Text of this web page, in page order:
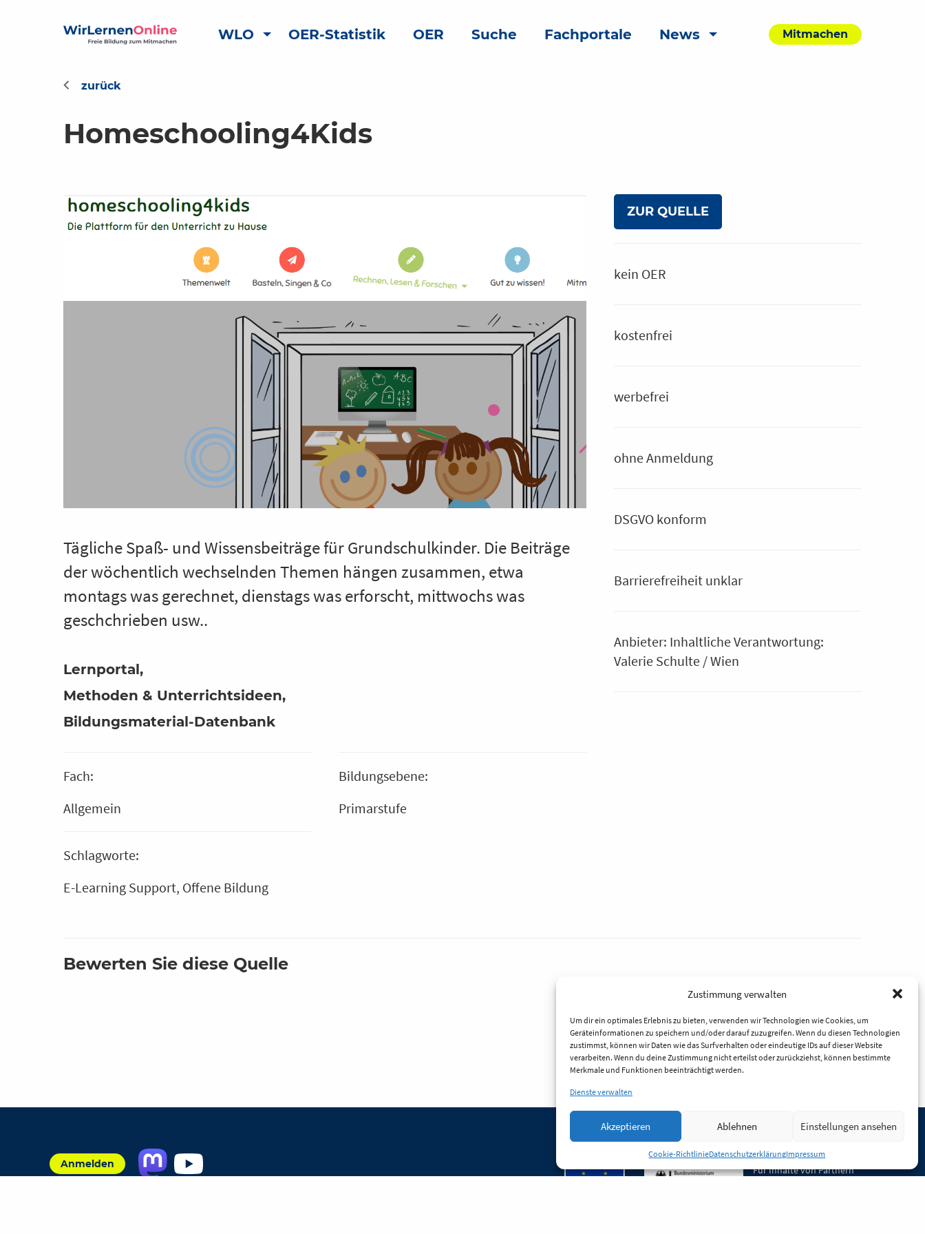
Zustimmung verwalten
Um dir ein optimales Erlebnis zu bieten, verwenden wir Technologien wie Cookies, um
Geräteinformationen zu speichern und/oder darauf zuzugreifen. Wenn du diesen Technologien
zustimmst, können wir Daten wie das Surfverhalten oder eindeutige IDs auf dieser Website
verarbeiten. Wenn du deine Zustimmung nicht erteilst oder zurückziehst, können bestimmte
Merkmale und Funktionen beeinträchtigt werden.
Dienste verwalten
Akzeptieren Ablehnen Einstellungen ansehen
Cookie-RichtlinieDatenschutzerklärungImpressum
WLO OER-Statistik OER Suche Fachportale News Mitmachen
Homeschooling4Kids
Tägliche Spaß- und Wissensbeiträge für Grundschulkinder. Die Beiträge
der wöchentlich wechselnden Themen hängen zusammen, etwa
montags was gerechnet, dienstags was erforscht, mittwochs was
geschchrieben usw..
Lernportal
Methoden & Unterrichtsideen
Bildungsmaterial-Datenbank
Fach:
Allgemein
Bildungsebene:
Primarstufe
Schlagworte:
E-Learning Support Offene Bildung
ZUR QUELLE
kein OER
kostenfrei
werbefrei
ohne Anmeldung
DSGVO konform
Barrierefreiheit unklar
Anbieter: Inhaltliche Verantwortung:
Valerie Schulte / Wien
Bewerten Sie diese Quelle
Anmelden
unter der LizenzCC BY 4.0
Für Inhalte von Partnern